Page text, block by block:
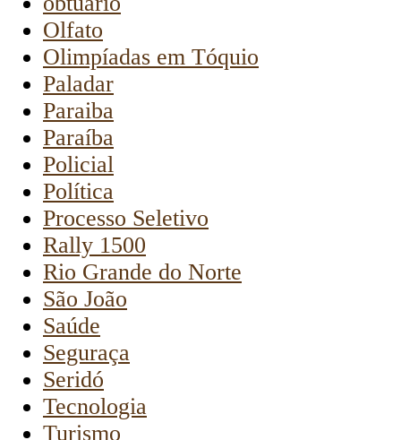
Olfato
Olimpíadas em Tóquio
Paladar
Paraiba
Paraíba
Policial
Política
Processo Seletivo
Rally 1500
Rio Grande do Norte
São João
Saúde
Seguraça
Seridó
Tecnologia
Turismo